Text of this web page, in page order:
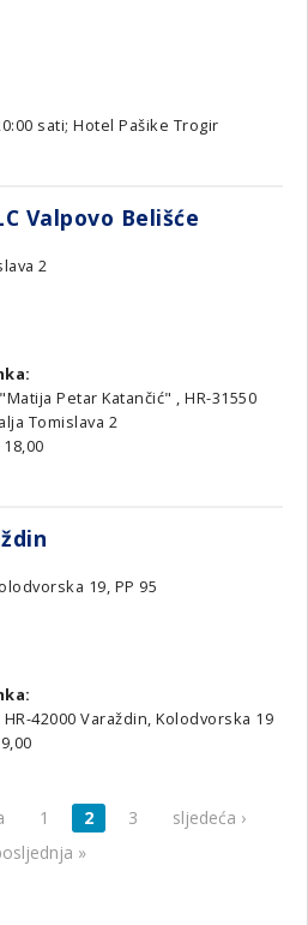
sati; Hotel Pašike Trogir
Valpovo Belišće
2
Petar Katančić" , HR-31550
Tomislava 2
19, PP 95
42000 Varaždin, Kolodvorska 19
1 2 3
sljedeća ›
»